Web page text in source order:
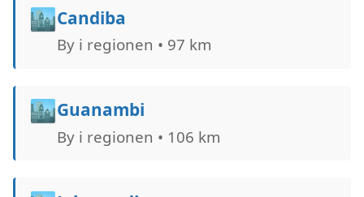
🏙️Candiba
By i regionen • 97 km
🏙️Guanambi
By i regionen • 106 km